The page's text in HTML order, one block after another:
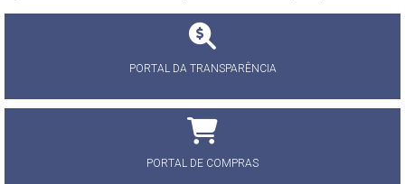
PORTAL DA TRANSPARÊNCIA
PORTAL DE COMPRAS